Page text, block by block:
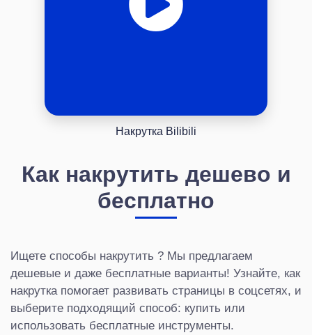
Накрутка Bilibili
Как накрутить дешево и
бесплатно
Ищете способы накрутить ? Мы предлагаем
дешевые и даже бесплатные варианты! Узнайте, как
накрутка помогает развивать страницы в соцсетях, и
выберите подходящий способ: купить или
использовать бесплатные инструменты.